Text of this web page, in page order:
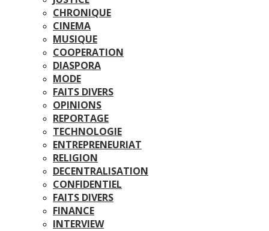
CHRONIQUE
CINEMA
MUSIQUE
COOPERATION
DIASPORA
MODE
FAITS DIVERS
OPINIONS
REPORTAGE
TECHNOLOGIE
ENTREPRENEURIAT
RELIGION
DECENTRALISATION
CONFIDENTIEL
FAITS DIVERS
FINANCE
INTERVIEW